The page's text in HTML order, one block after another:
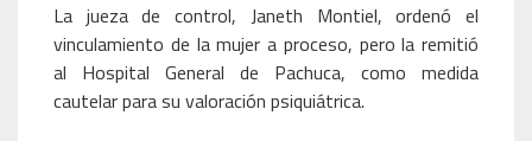
La jueza de control, Janeth Montiel, ordenó el
vinculamiento de la mujer a proceso, pero la remitió
al Hospital General de Pachuca, como medida
cautelar para su valoración psiquiátrica.